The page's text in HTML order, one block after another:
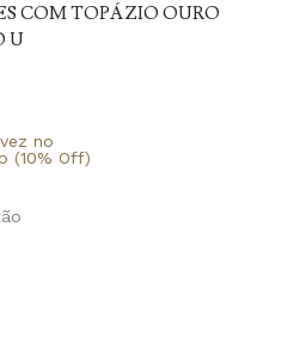
COM TOPÁZIO OURO
U
no
(10% Off)